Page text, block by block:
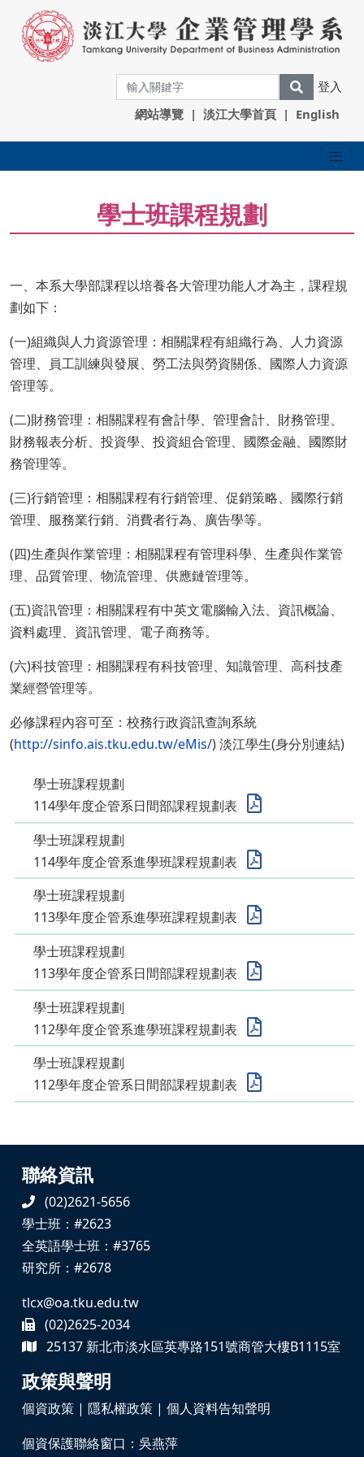
登入
網站導覽 | 淡江大學首頁 | English
學士班課程規劃
一、本系大學部課程以培養各大管理功能人才為主，課程規
劃如下：
(一)組織與人力資源管理：相關課程有組織行為、人力資源
管理、員工訓練與發展、勞工法與勞資關係、國際人力資源
管理等。
(二)財務管理：相關課程有會計學、管理會計、財務管理、
財務報表分析、投資學、投資組合管理、國際金融、國際財
務管理等。
(三)行銷管理：相關課程有行銷管理、促銷策略、國際行銷
管理、服務業行銷、消費者行為、廣告學等。
(四)生產與作業管理：相關課程有管理科學、生產與作業管
理、品質管理、物流管理、供應鏈管理等。
(五)資訊管理：相關課程有中英文電腦輸入法、資訊概論、
資料處理、資訊管理、電子商務等。
(六)科技管理：相關課程有科技管理、知識管理、高科技產
業經營管理等。
必修課程內容可至：校務行政資訊查詢系統
(http://sinfo.ais.tku.edu.tw/eMis/) 淡江學生(身分別連結)
學士班課程規劃
114學年度企管系日間部課程規劃表
學士班課程規劃
114學年度企管系進學班課程規劃表
學士班課程規劃
113學年度企管系進學班課程規劃表
學士班課程規劃
113學年度企管系日間部課程規劃表
學士班課程規劃
112學年度企管系進學班課程規劃表
學士班課程規劃
112學年度企管系日間部課程規劃表
聯絡資訊
(02)2621-5656
學士班：#2623
全英語學士班：#3765
研究所：#2678
tlcx@oa.tku.edu.tw
(02)2625-2034
25137 新北市淡水區英專路151號商管大樓B1115室
政策與聲明
個資政策 | 隱私權政策 | 個人資料告知聲明
個資保護聯絡窗口：吳燕萍